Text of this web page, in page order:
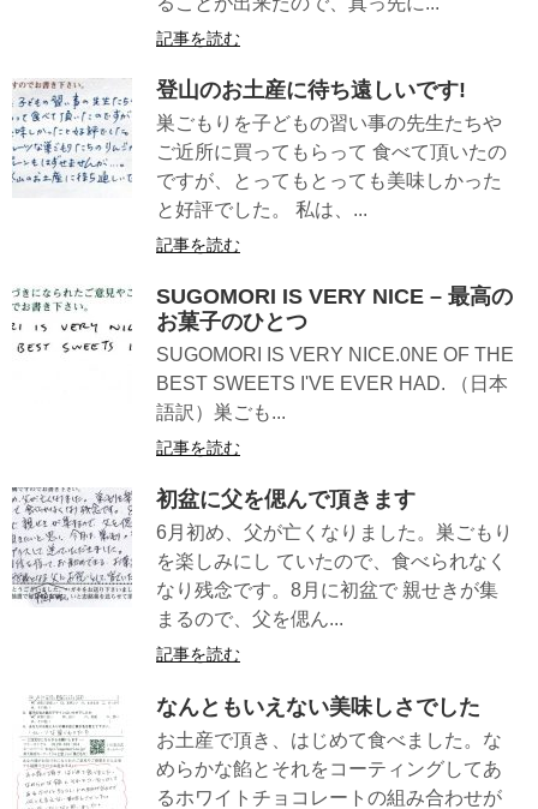
記事を読む
登山のお土産に待ち遠しいです!
巣ごもりを子どもの習い事の先生たちや
ご近所に買ってもらって 食べて頂いたの
ですが、とってもとっても美味しかった
と好評でした。 私は、...
記事を読む
SUGOMORI IS VERY NICE – 最高の
お菓子のひとつ
SUGOMORI IS VERY NICE.0NE OF THE
BEST SWEETS I'VE EVER HAD. （日本
語訳）巣ごも...
記事を読む
初盆に父を偲んで頂きます
6月初め、父が亡くなりました。巣ごもり
を楽しみにし ていたので、食べられなく
なり残念です。8月に初盆で 親せきが集
まるので、父を偲ん...
記事を読む
なんともいえない美味しさでした
お土産で頂き、はじめて食べました。な
めらかな餡とそれをコーティングしてあ
るホワイトチョコレートの組み合わせが